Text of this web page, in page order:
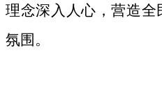
理念深入人心，营造
氛围。